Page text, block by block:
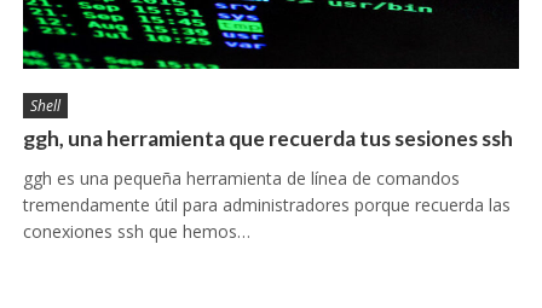
Shell
ggh, una herramienta que recuerda tus sesiones ssh
ggh es una pequeña herramienta de línea de comandos
tremendamente útil para administradores porque recuerda las
conexiones ssh que hemos…